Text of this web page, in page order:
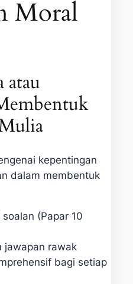
Moral
atau
kepentingan
dalam membentuk
(Papar 10
jawapan rawak
bagi setiap